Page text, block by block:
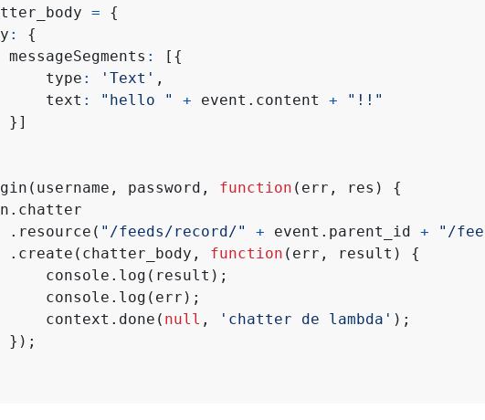
=
{
:
{
messageSegments :
[{
type : 'Text' ,
text : "hello " + event . content +
"!!"
}]
( username , password , function ( err , res )
{
. chatter
. resource ( "/feeds/record/" + event . parent_id +
"/
. create ( chatter_body , function ( err , result )
{
console . log ( result );
console . log ( err );
context . done ( null , 'chatter de lambda' );
});